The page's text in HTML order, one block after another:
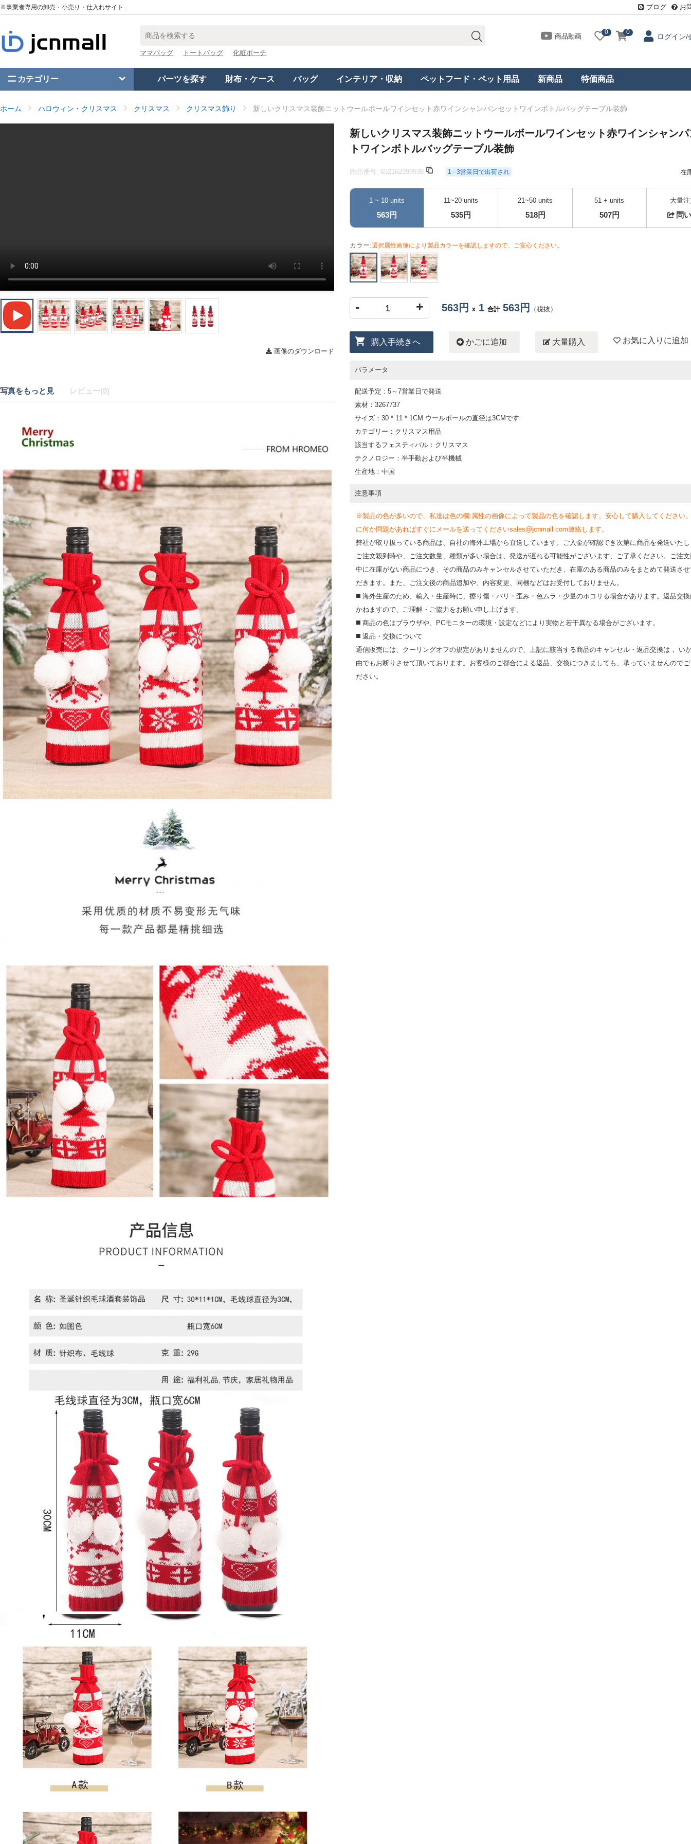
※事業者専用の卸売・小売り・仕入れサイト. ブログ お
ママバッグ トートバッグ 化粧ポーチ
商品動画
0 0
ログイン/
カテゴリー パーツを探す 財布・ケース バッグ インテリア・収納 ペットフード・ペット用品 新商品 特価商品
ホーム ハロウィン・クリスマス クリスマス クリスマス飾り 新しいクリスマス装飾ニットウールボールワインセット赤ワインシャンパンセットワインボトルバッグテーブル装飾
画像のダウンロード
写真をもっと見 レビュー(0)
新しいクリスマス装飾ニットウールボールワインセット赤ワインシャン
トワインボトルバッグテーブル装飾
商品番号: 652162399938 1 - 3営業日で出荷され 在
1 ~ 10 units
563円
11~20 units
535円
21~50 units
518円
51 + units
507円
大量
問
カラー:選択属性画像により製品カラーを確認しますので、ご安心ください。
- + 563円 x 1 合計563円 （税抜）
購入手続きへ かごに追加 大量購入 お気に入りに追加
パラメータ
配送予定 : 5～7営業日で発送
素材：3267737
サイズ：30 * 11 * 1CM ウールボールの直径は3CMです
カテゴリー：クリスマス用品
該当するフェスティバル：クリスマス
テクノロジー：半手動および半機械
生産地：中国
注意事項
※製品の色が多いので、私達は色の欄:属性の画像によって製品の色を確認します。安心して購入してください
に何か問題があればすぐにメールを送ってくださいsales@jcnmall.com連絡します。
弊社が取り扱っている商品は、自社の海外工場から直送しています。ご入金が確認でき次第に商品を発送いた
ご注文殺到時や、ご注文数量、種類が多い場合は、発送が遅れる可能性がございます、ご了承ください。ご注
中に在庫がない商品につき、その商品のみキャンセルさせていただき、在庫のある商品のみをまとめて発送さ
だきます。また、ご注文後の商品追加や、内容変更、同梱などはお受付しておりません。
◼️ 海外⽣産のため、輸⼊・⽣産時に、擦り傷・バリ・歪み・色ムラ・少量のホコリる場合があります。返品交
かねますので、ご理解・ご協⼒をお願い申し上げます。
◼️ 商品の⾊はブラウザや、PCモニターの環境・設定などにより実物と若⼲異なる場合がございます。
◼️ 返品・交換について
通信販売には、クーリングオフの規定がありませんので、上記に該当する商品のキャンセル・返品交換は， い
由でもお断りさせて頂いております。お客様のご都合による返品、交換につきましても、承っていませんので
ださい。